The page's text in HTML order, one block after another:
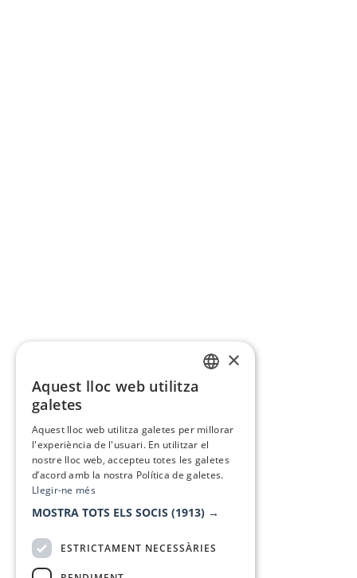
×
Aquest lloc web utilitza
galetes
Aquest lloc web utilitza galetes per millorar
l'experiència de l'usuari. En utilitzar el
nostre lloc web, accepteu totes les galetes
d’acord amb la nostra Política de galetes.
Llegir-ne més
MOSTRA TOTS ELS SOCIS (1913) →
ESTRICTAMENT NECESSÀRIES